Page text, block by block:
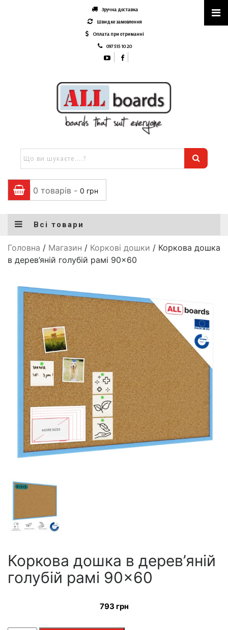
Зручна доставка
Швидке замовлення
Оплата при отриманні
097 515 10 20
0 товарів - 0 грн
Всі товари
Головна / Магазин / Коркові дошки / Коркова дошка
в дерев’яній голубій рамі 90×60
Коркова дошка в дерев’яній
голубій рамі 90×60
793 грн